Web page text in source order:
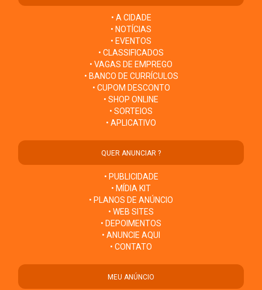
• A CIDADE
• NOTÍCIAS
• EVENTOS
• CLASSIFICADOS
• VAGAS DE EMPREGO
• BANCO DE CURRÍCULOS
• CUPOM DESCONTO
• SHOP ONLINE
• SORTEIOS
• APLICATIVO
QUER ANUNCIAR ?
• PUBLICIDADE
• MÍDIA KIT
• PLANOS DE ANÚNCIO
• WEB SITES
• DEPOIMENTOS
• ANUNCIE AQUI
• CONTATO
MEU ANÚNCIO